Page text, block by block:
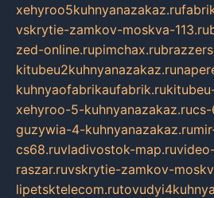
xehyroo5kuhnyanazakaz.ru
vskrytie-zamkov-moskva-113.ru
zed-online.rupimchax.ru
kitubeu2kuhnyanazakaz.ru
kuhnyaofabrikaufabrik.ru
xehyroo-5-kuhnyanazakaz.rucs-
guzywia-4-kuhnyanazakaz.ru
cs68.ruvladivostok-map.ru
raszar.ruvskrytie-zamkov-
lipetsktelecom.ru